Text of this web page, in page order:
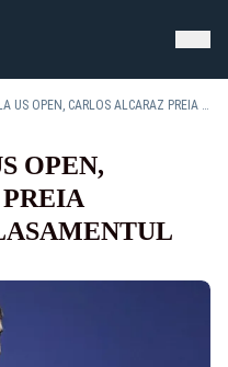
TRIUMFĂTOR LA US OPEN, CARLOS ALCARAZ PREIA SUPREMAȚIA ÎN CLASAMENTUL ATP
OPEN,